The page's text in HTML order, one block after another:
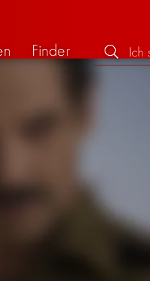
Finder